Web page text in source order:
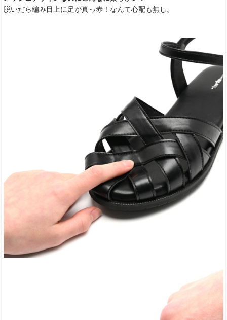
脱いだら編み目上に足が真っ赤！なんて心配も無し。